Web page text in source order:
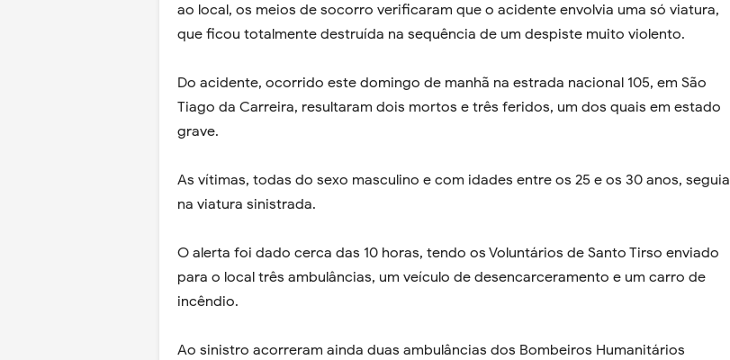
ao local, os meios de socorro verificaram que o acidente envolvia uma só viatura,
que ficou totalmente destruída na sequência de um despiste muito violento.
Do acidente, ocorrido este domingo de manhã na estrada nacional 105, em São
Tiago da Carreira, resultaram dois mortos e três feridos, um dos quais em estado
grave.
As vítimas, todas do sexo masculino e com idades entre os 25 e os 30 anos,
na viatura sinistrada.
O alerta foi dado cerca das 10 horas, tendo os Voluntários de Santo Tirso enviado
para o local três ambulâncias, um veículo de desencarceramento e um carro de
incêndio.
Ao sinistro acorreram ainda duas ambulâncias dos Bombeiros Humanitários